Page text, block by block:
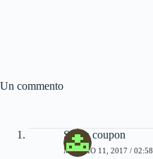
Un commento
SheIn coupon
MAGGIO 11, 2017 / 02:58